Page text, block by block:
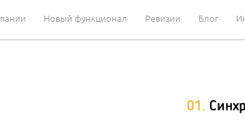
Новый функционал Ревизии Блог
01.